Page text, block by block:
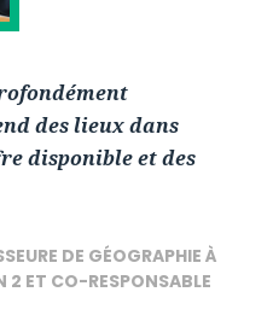
des lieux dans
disponible et des
DE GÉOGRAPHIE À
2 ET CO-RESPONSABLE